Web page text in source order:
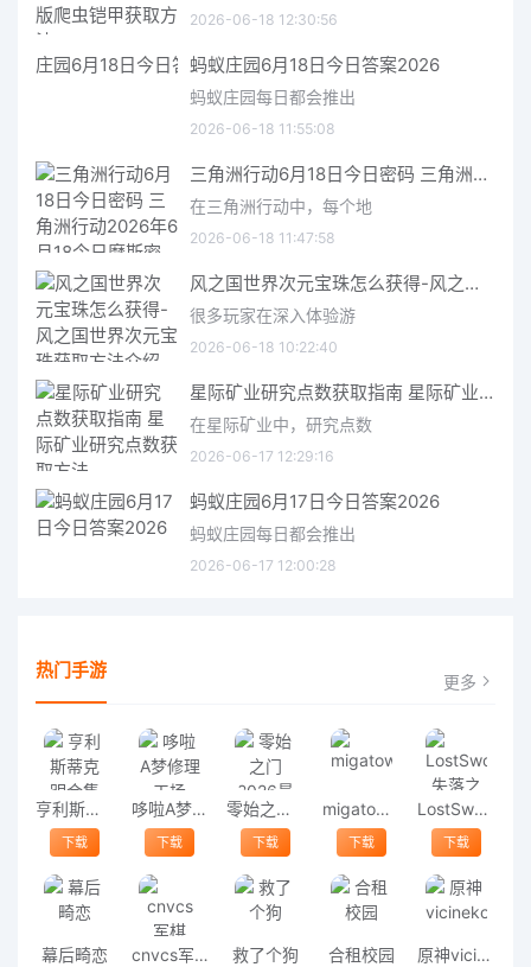
2026-06-18 12:30:56
蚂蚁庄园6月18日今日答案2026
蚂蚁庄园每日都会推出
2026-06-18 11:55:08
三角洲行动6月18日今日密码 三角洲行动2026年6月18今日摩斯密码分享
在三角洲行动中，每个地
2026-06-18 11:47:58
风之国世界次元宝珠怎么获得-风之国世界次元宝珠获取方法介绍
很多玩家在深入体验游
2026-06-18 10:22:40
星际矿业研究点数获取指南 星际矿业研究点数获取方法
在星际矿业中，研究点数
2026-06-17 12:29:16
蚂蚁庄园6月17日今日答案2026
蚂蚁庄园每日都会推出
2026-06-17 12:00:28
热门手游 更多
亨利斯蒂克明合集
下载
哆啦A梦修理工场
下载
零始之门2026最新版
下载
migatowemyworld1.68
下载
LostSword失落之剑
下载
幕后畸恋 cnvcs军棋 救了个狗 合租校园 原神vicineko